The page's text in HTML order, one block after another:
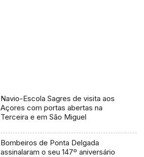
Navio-Escola Sagres de visita aos
Açores com portas abertas na
Terceira e em São Miguel
Bombeiros de Ponta Delgada
assinalaram o seu 147º aniversário